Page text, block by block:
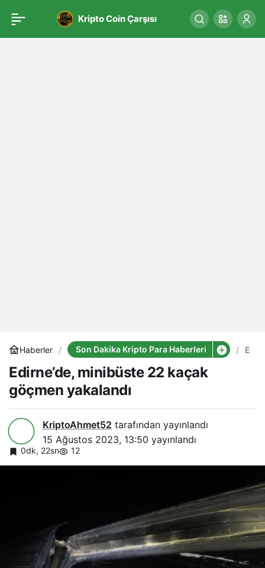
Kripto Coin Çarşısı
Haberler Son Dakika Kripto Para Haberleri
Edirne’de, minibüste 22 kaçak
göçmen yakalandı
KriptoAhmet52 tarafından yayınlandı
15 Ağustos 2023, 13:50 yayınlandı
0dk, 22sn 12